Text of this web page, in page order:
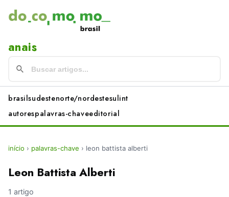
anais
brasilsudestenorte/nordestesulint
autorespalavras-chaveeditorial
início › palavras-chave › leon battista alberti
Leon Battista Alberti
1 artigo